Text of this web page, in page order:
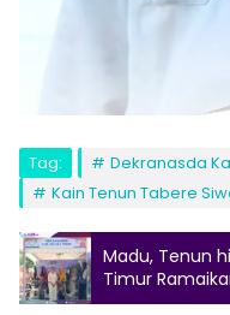
Tag:
Dekranasda
Kain Tenun Tabere
Madu, Tenun
Timur
Kreatif